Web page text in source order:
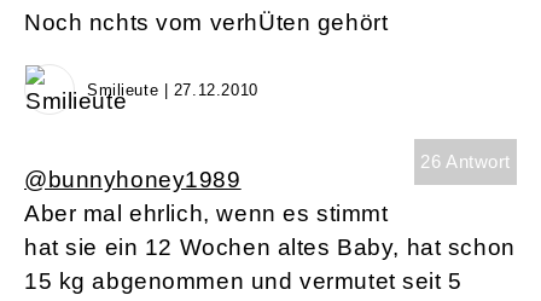
Noch nchts vom verhÜten gehört
Smilieute | 27.12.2010
26 Antwort
@bunnyhoney1989
Aber mal ehrlich, wenn es stimmt
hat sie ein 12 Wochen altes Baby, hat schon
15 kg abgenommen und vermutet seit 5